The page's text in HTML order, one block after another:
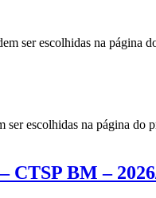
ser escolhidas na página
ser escolhidas na página do
BM –